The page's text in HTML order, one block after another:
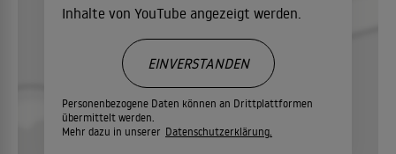
Inhalte von YouTube angezeigt werden.
Personenbezogene Daten können an Drittplattformen
übermittelt werden.
Mehr dazu in unserer Datenschutzerklärung.
EINVERSTANDEN